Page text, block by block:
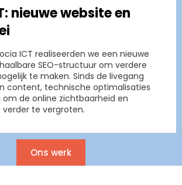
nieuwe website en
ICT realiseerden we een nieuwe
SEO-structuur om verdere
te maken. Sinds de livegang
content, technische optimalisaties
om de online zichtbaarheid en
te vergroten.
Ons werk